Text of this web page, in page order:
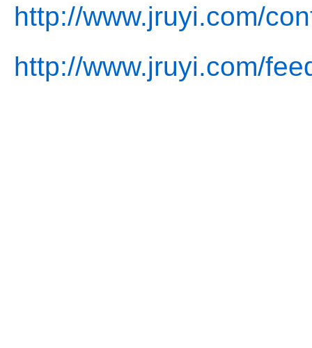
http://www.jruyi.com/
http://www.jruyi.com/